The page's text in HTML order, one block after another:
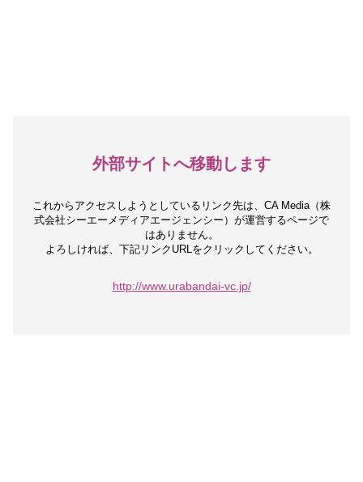
外部サイトへ移動します
これからアクセスしようとしているリンク先は、 CA Media（株
式会社シーエーメディアエージェンシー）が運営するページで
はありません。
よろしければ、下記リンクURLをクリックしてください。
http://www.urabandai-vc.jp/